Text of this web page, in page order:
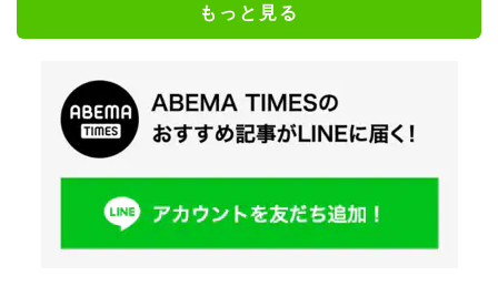
もっと見る